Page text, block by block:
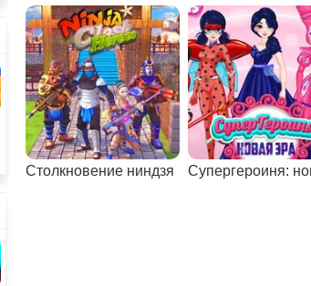
Столкновение ниндзя